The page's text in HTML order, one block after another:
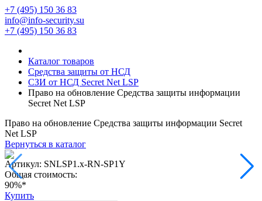
+7 (495) 150 36 83
info@info-security.su
+7 (495) 150 36 83
Каталог товаров
Средства защиты от НСД
СЗИ от НСД Secret Net LSP
Право на обновление Средства защиты информации
Secret Net LSP
Право на обновление Средства защиты информации Secret
Net LSP
Вернуться в каталог
Артикул: SNLSP1.x-RN-SP1Y
Общая стоимость:
90%*
Купить